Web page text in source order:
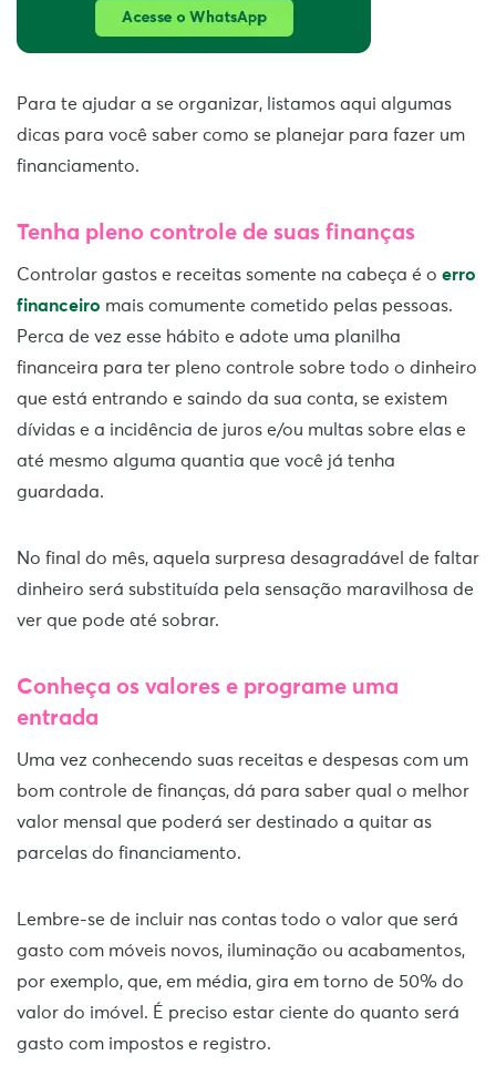
Para te ajudar a se organizar, listamos aqui algumas
dicas para você saber como se planejar para fazer um
financiamento.
Tenha pleno controle de suas finanças
Controlar gastos e receitas somente na cabeça é o erro
financeiro mais comumente cometido pelas pessoas.
Perca de vez esse hábito e adote uma planilha
financeira para ter pleno controle sobre todo o dinheiro
que está entrando e saindo da sua conta, se existem
dívidas e a incidência de juros e/ou multas sobre elas e
até mesmo alguma quantia que você já tenha
guardada.
No final do mês, aquela surpresa desagradável de faltar
dinheiro será substituída pela sensação maravilhosa de
ver que pode até sobrar.
Conheça os valores e programe uma
entrada
Uma vez conhecendo suas receitas e despesas com um
bom controle de finanças, dá para saber qual o melhor
valor mensal que poderá ser destinado a quitar as
parcelas do financiamento.
Lembre-se de incluir nas contas todo o valor que será
gasto com móveis novos, iluminação ou acabamentos,
por exemplo, que, em média, gira em torno de 50% do
valor do imóvel. É preciso estar ciente do quanto será
gasto com impostos e registro.